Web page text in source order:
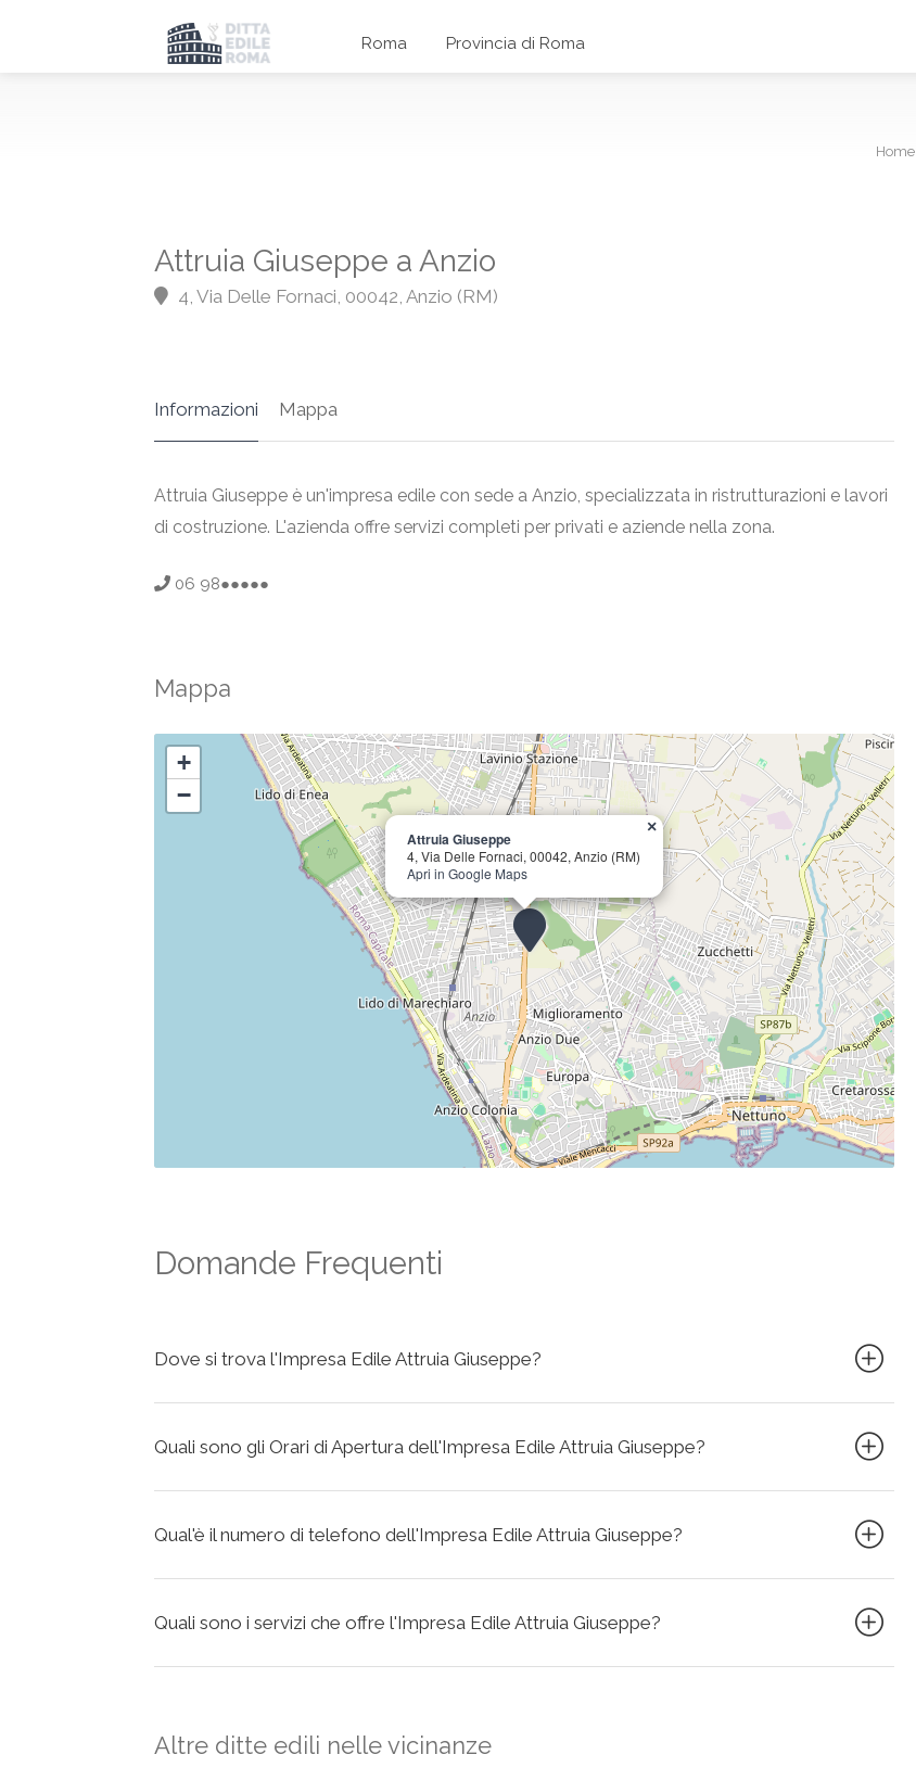
Roma Provincia di Roma
Home
Attruia Giuseppe a Anzio
4, Via Delle Fornaci, 00042, Anzio (RM)
Informazioni Mappa
Attruia Giuseppe è un'impresa edile con sede a Anzio, specializzata in ristrutturazioni e lavori
di costruzione. L'azienda offre servizi completi per privati e aziende nella zona.
06 98●●●●●
Mappa
Attruia Giuseppe
4, Via Delle Fornaci, 00042, Anzio (RM)
Apri in Google Maps
×
+
−
Domande Frequenti
Dove si trova l'Impresa Edile Attruia Giuseppe?
Quali sono gli Orari di Apertura dell'Impresa Edile Attruia Giuseppe?
Qual'è il numero di telefono dell'Impresa Edile Attruia Giuseppe?
Quali sono i servizi che offre l'Impresa Edile Attruia Giuseppe?
Altre ditte edili nelle vicinanze